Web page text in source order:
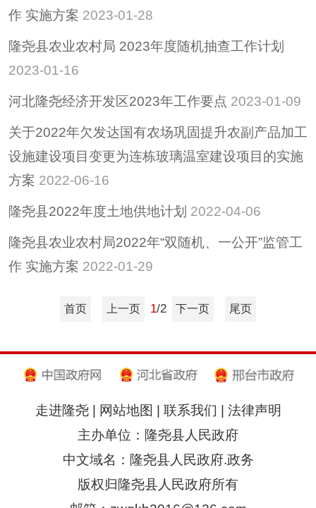
作 实施方案 2023-01-28
隆尧县农业农村局 2023年度随机抽查工作计划
2023-01-16
河北隆尧经济开发区2023年工作要点 2023-01-09
关于2022年欠发达国有农场巩固提升农副产品加工
设施建设项目变更为连栋玻璃温室建设项目的实施
方案 2022-06-16
隆尧县2022年度土地供地计划 2022-04-06
隆尧县农业农村局2022年“双随机、一公开”监管工
作 实施方案 2022-01-29
首页 上一页 1/2 下一页 尾页
走进隆尧| 网站地图 联系我们
法律声明
主办单位：隆尧县人民政府
中文域名：隆尧县人民政府.政务
版权归隆尧县人民政府所有